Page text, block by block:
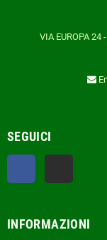
VIA EUROPA 24
SEGUICI
INFORMAZIONI